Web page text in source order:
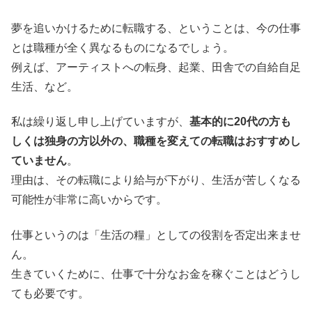
夢を追いかけるために転職する、ということは、今の仕事
とは職種が全く異なるものになるでしょう。
例えば、アーティストへの転身、起業、田舎での自給自足
生活、など。
私は繰り返し申し上げていますが、 基本的に20代の方も
しくは独身の方以外の、職種を変えての転職はおすすめし
ていません。
理由は、その転職により給与が下がり、生活が苦しくなる
可能性が非常に高いからです。
仕事というのは「生活の糧」としての役割を否定出来ませ
ん。
生きていくために、仕事で十分なお金を稼ぐことはどうし
ても必要です。